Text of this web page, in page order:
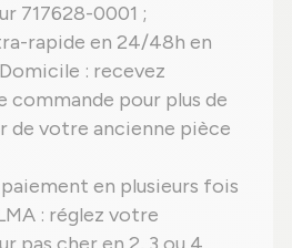
717628-0001 ;
rapide en 24/48h en
: recevez
pour plus de
votre ancienne pièce
en plusieurs fois
: réglez votre